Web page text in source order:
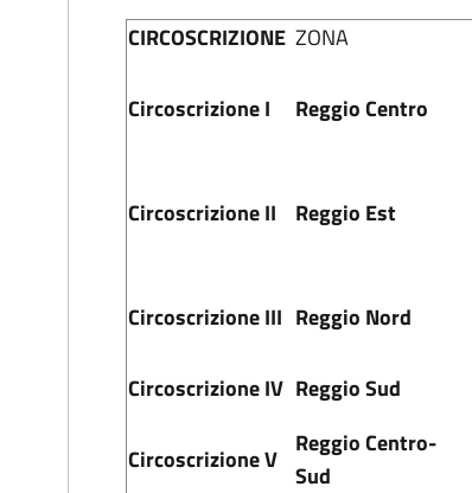
CIRCOSCRIZIONE ZONA
Circoscrizione I Reggio Centro
Circoscrizione II Reggio Est
Circoscrizione III Reggio Nord
Circoscrizione IV Reggio Sud
Circoscrizione V
Reggio Centro-
Sud